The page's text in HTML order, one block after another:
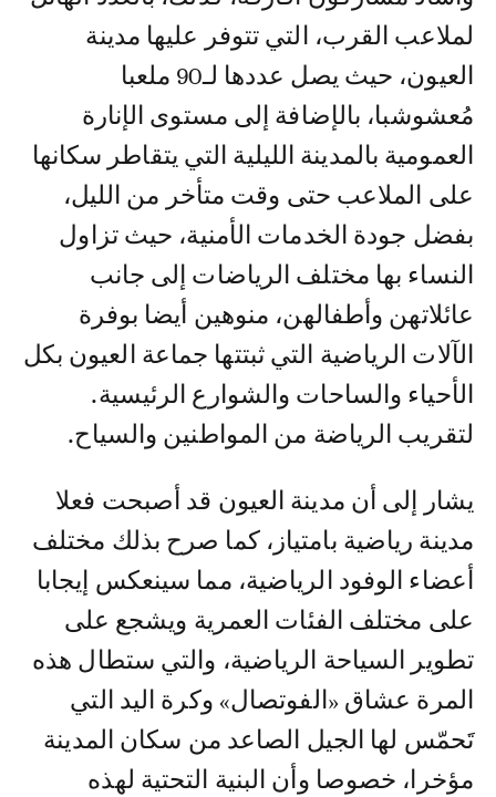
لملاعب القرب، التي تتوفر عليها مدينة
العيون، حيث يصل عددها لـ90 ملعبا
مُعشوشبا، بالإضافة إلى مستوى الإنارة
العمومية بالمدينة الليلية التي يتقاطر سكانها
على الملاعب حتى وقت متأخر من الليل،
بفضل جودة الخدمات الأمنية، حيث تزاول
النساء بها مختلف الرياضات إلى جانب
عائلاتهن وأطفالهن، منوهين أيضا بوفرة
الآلات الرياضية التي ثبتتها جماعة العيون بكل
الأحياء والساحات والشوارع الرئيسية.
لتقريب الرياضة من المواطنين والسياح.
يشار إلى أن مدينة العيون قد أصبحت فعلا
مدينة رياضية بامتياز، كما صرح بذلك مختلف
أعضاء الوفود الرياضية، مما سينعكس إيجابا
على مختلف الفئات العمرية ويشجع على
تطوير السياحة الرياضية، والتي ستطال هذه
المرة عشاق «الفوتصال» وكرة اليد التي
تَحمّس لها الجيل الصاعد من سكان المدينة
مؤخرا، خصوصا وأن البنية التحتية لهذه